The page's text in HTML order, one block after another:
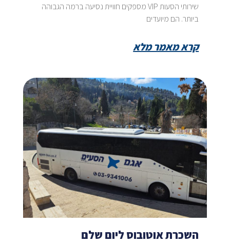
שירותי הסעות VIP מספקים חוויית נסיעה ברמה הגבוהה
ביותר. הם מיועדים
קרא מאמר מלא
השכרת אוטובוס ליום שלם